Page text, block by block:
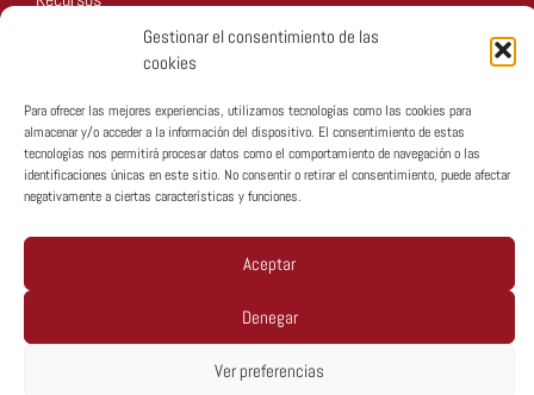
Gestionar el consentimiento de las
cookies
Para ofrecer las mejores experiencias, utilizamos tecnologías como las cookies para
almacenar y/o acceder a la información del dispositivo. El consentimiento de estas
tecnologías nos permitirá procesar datos como el comportamiento de navegación o las
identificaciones únicas en este sitio. No consentir o retirar el consentimiento, puede afectar
negativamente a ciertas características y funciones.
Aceptar
Denegar
Ver preferencias
Copyright © MTA España 2026
Política De Privacidad
Política De Cookies